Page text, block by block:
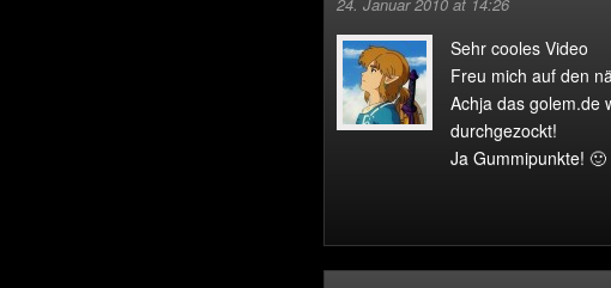
Sehr cooles Video
Freu mich auf den
Achja das golem.de
durchgezockt!
Ja Gummipunkte! 🙂